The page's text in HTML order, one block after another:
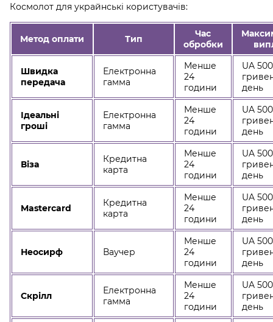
Космолот для украйнські користувачів:
Метод оплати Тип
Час
обробки
Швидка
передача
Електронна
гамма
Менше
24
години
UA
день
Ідеальні
гроші
Електронна
гамма
Менше
24
години
UA
день
Віза
Кредитна
карта
Менше
24
години
UA
день
Mastercard
Кредитна
карта
Менше
24
години
UA
день
Неосирф Ваучер
Менше
24
години
UA
день
Скрілл
Електронна
гамма
Менше
24
години
UA
день